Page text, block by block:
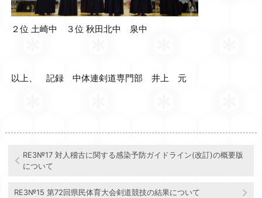
２位 土崎中 ３位 秋田北中 泉中
以上、 記録 中体連剣道専門部 井上 元
RE3№17 対人稽古に関する感染予防ガイドライン(改訂)の概要版
について
RE3№15 第72回県民体育大会剣道競技の結果について